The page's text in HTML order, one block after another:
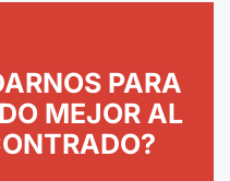
PARA
MEJOR AL